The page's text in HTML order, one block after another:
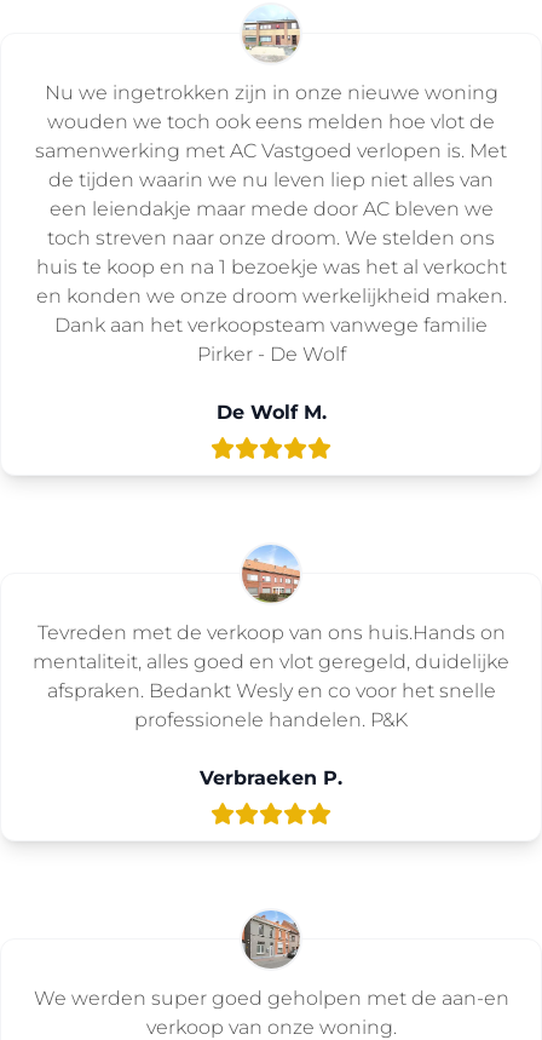
Nu we ingetrokken zijn in onze nieuwe woning
wouden we toch ook eens melden hoe vlot de
samenwerking met AC Vastgoed verlopen is. Met
de tijden waarin we nu leven liep niet alles van
een leiendakje maar mede door AC bleven we
toch streven naar onze droom. We stelden ons
huis te koop en na 1 bezoekje was het al verkocht
en konden we onze droom werkelijkheid maken.
Dank aan het verkoopsteam vanwege familie
Pirker - De Wolf
De Wolf M.
Tevreden met de verkoop van ons huis.Hands on
mentaliteit, alles goed en vlot geregeld, duidelijke
afspraken. Bedankt Wesly en co voor het snelle
professionele handelen. P&K
Verbraeken P.
We werden super goed geholpen met de aan-en
verkoop van onze woning.